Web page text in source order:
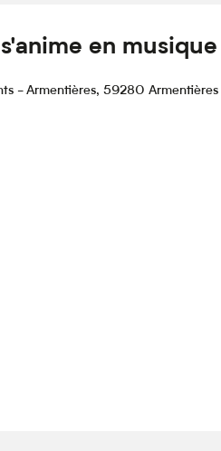
en musique
- Armentières, 59280 Armentières